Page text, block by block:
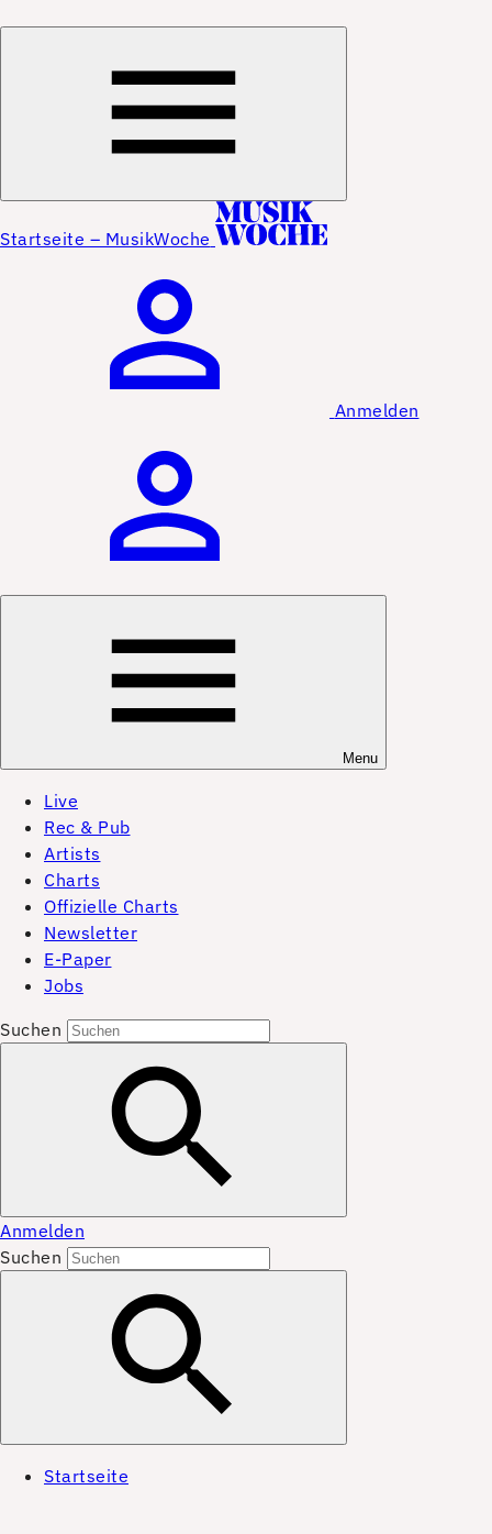
Startseite – MusikWoche
Anmelden
Menu
Live
Rec & Pub
Artists
Charts
Offizielle Charts
Newsletter
E-Paper
Jobs
Suchen
Anmelden
Suchen
Startseite